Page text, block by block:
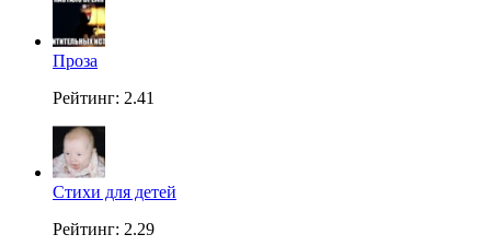
Проза
Рейтинг: 2.41
Стихи для детей
Рейтинг: 2.29